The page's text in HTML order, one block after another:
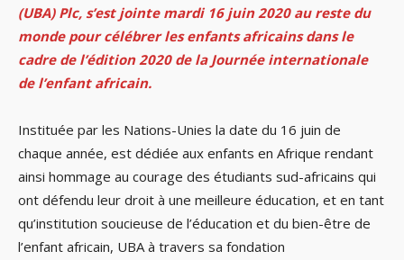
(UBA) Plc, s’est jointe mardi 16 juin 2020 au reste du
monde pour célébrer les enfants africains dans le
cadre de l’édition 2020 de la Journée internationale
de l’enfant africain.
Instituée par les Nations-Unies la date du 16 juin de
chaque année, est dédiée aux enfants en Afrique rendant
ainsi hommage au courage des étudiants sud-africains qui
ont défendu leur droit à une meilleure éducation, et en tant
qu’institution soucieuse de l’éducation et du bien-être de
l’enfant africain, UBA à travers sa fondation